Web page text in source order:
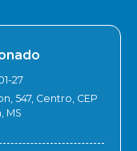
27
547, Centro, CEP
MS